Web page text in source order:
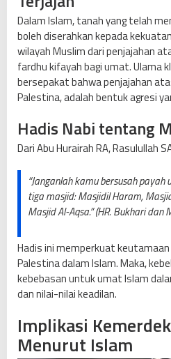
Dalam Islam, tanah yang telah
boleh diserahkan kepada
wilayah Muslim dari penjajahan
fardhu kifayah bagi umat. Ulama
bersepakat bahwa penjajahan
Palestina, adalah bentuk agresi
Hadis Nabi tentang
Dari Abu Hurairah RA, Rasulullah
“Janganlah kamu bersusah
tiga masjid: Masjidil Haram,
Masjid Al-Aqsa.” (HR. Bukhari dan
Hadis ini memperkuat
Palestina dalam Islam. Maka,
kebebasan untuk umat Islam
dan nilai-nilai keadilan.
Implikasi
Menurut Islam